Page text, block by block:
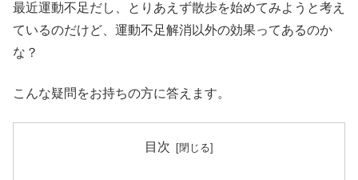
最近運動不足だし、とりあえず散歩を始めてみようと考え
ているのだけど、運動不足解消以外の効果ってあるのか
な？
こんな疑問をお持ちの方に答えます。
目次